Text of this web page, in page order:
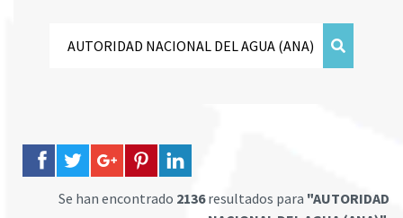
Se han encontrado 2136resultados para "AUTORIDAD